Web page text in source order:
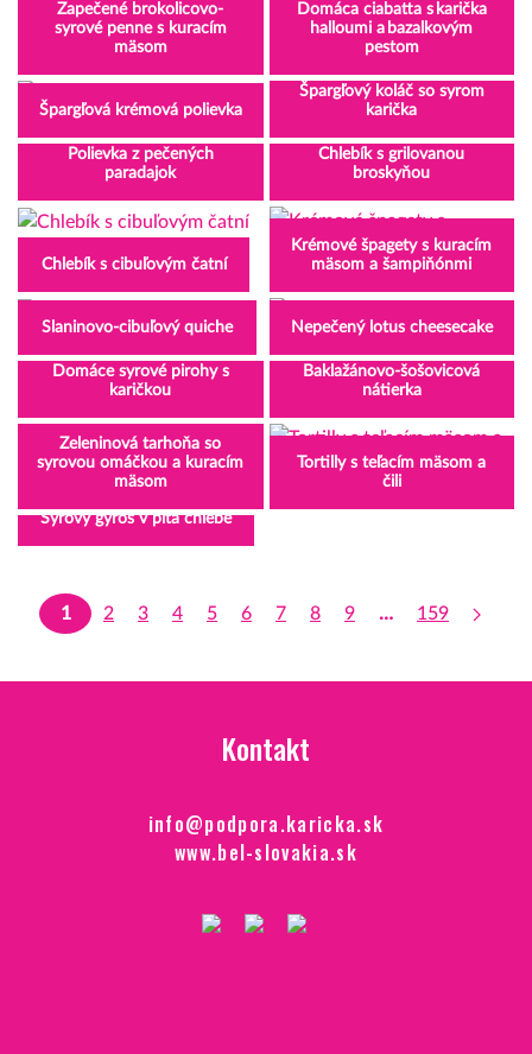
Zapečené brokolicovo-
syrové penne s kuracím
mäsom
Domáca ciabatta s karička
halloumi a bazalkovým
pestom
Špargľová krémová polievka
Špargľový koláč so syrom
karička
Polievka z pečených
paradajok
Chlebík s grilovanou
broskyňou
Chlebík s cibuľovým čatní
Krémové špagety s kuracím
mäsom a šampiňónmi
Slaninovo-cibuľový quiche Nepečený lotus cheesecake
Domáce syrové pirohy s
karičkou
Baklažánovo-šošovicová
nátierka
Zeleninová tarhoňa so
syrovou omáčkou a kuracím
mäsom
Tortilly s teľacím mäsom a
čili
Syrový gyros v pita chlebe
1 2 3 4 5 6 7 8 9 … 159
Kontakt
info@podpora.karicka.sk
www.bel-slovakia.sk